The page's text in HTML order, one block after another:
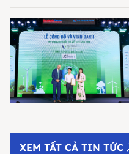
XEM TẤT CẢ TIN TỨC